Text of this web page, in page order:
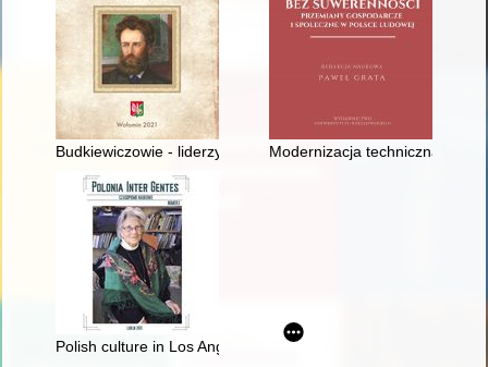
Budkiewiczowie - liderzy społeczności Górek Mironowych
Modernizacja techniczna
Polish culture in Los Angeles : history of Helena Modjeska Art